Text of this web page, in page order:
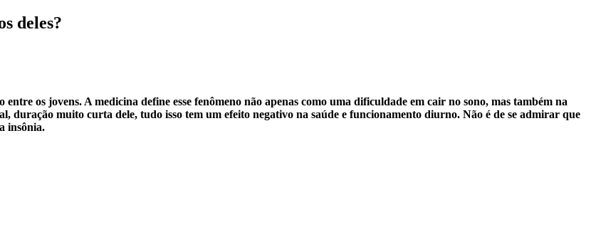
deles?
entre os jovens. A medicina define esse fenômeno não apenas como uma dificuldade em cair no sono, mas também na
duração muito curta dele, tudo isso tem um efeito negativo na saúde e funcionamento diurno. Não é de se admirar que
insônia.